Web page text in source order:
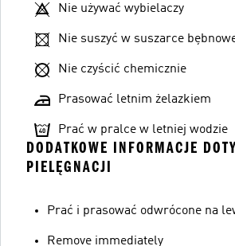
Nie używać wybielaczy
Nie suszyć w suszarce
Nie czyścić chemicznie
Prasować letnim żelazkiem
Prać w pralce w letniej wodzie
DODATKOWE INFORMACJE
PIELĘGNACJI
Prać i prasować odwrócone na
Remove immediately